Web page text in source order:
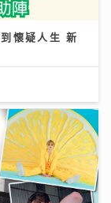
懷疑人生 新